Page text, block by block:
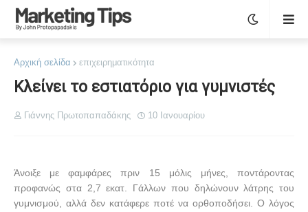
Αρχική σελίδα επιχειρηματικότητα
Κλείνει το εστιατόριο για γυμνιστές
Γιάννης Πρωτοπαπαδάκης 10 Ιανουαρίου
Άνοιξε με φαμφάρες πριν 15 μόλις μήνες, ποντάροντας
προφανώς στα 2,7 εκατ. Γάλλων που δηλώνουν λάτρης του
γυμνισμού, αλλά δεν κατάφερε ποτέ να ορθοποδήσει. Ο λόγος